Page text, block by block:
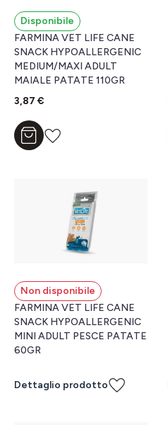
Disponibile
FARMINA VET LIFE CANE
SNACK HYPOALLERGENIC
MEDIUM/MAXI ADULT
MAIALE PATATE 110GR
3,87 €
Aggiungi al carrello
Non disponibile
FARMINA VET LIFE CANE
SNACK HYPOALLERGENIC
MINI ADULT PESCE PATATE
60GR
Dettaglio prodotto